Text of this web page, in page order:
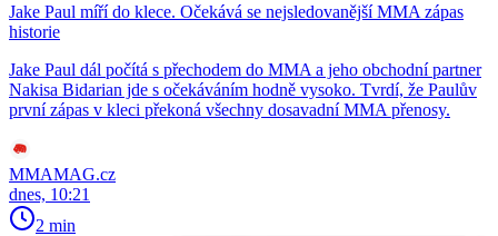
Jake Paul míří do klece. Očekává se nejsledovanější MMA zápas
historie
Jake Paul dál počítá s přechodem do MMA a jeho obchodní partner
Nakisa Bidarian jde s očekáváním hodně vysoko. Tvrdí, že Paulův
první zápas v kleci překoná všechny dosavadní MMA přenosy.
MMAMAG.cz
dnes, 10:21
2 min